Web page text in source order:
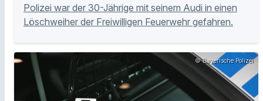
Polizei war der 30-Jährige mit seinem Audi in einen
Löschweiher der Freiwilligen Feuerwehr gefahren.
© Bayerische Polizei